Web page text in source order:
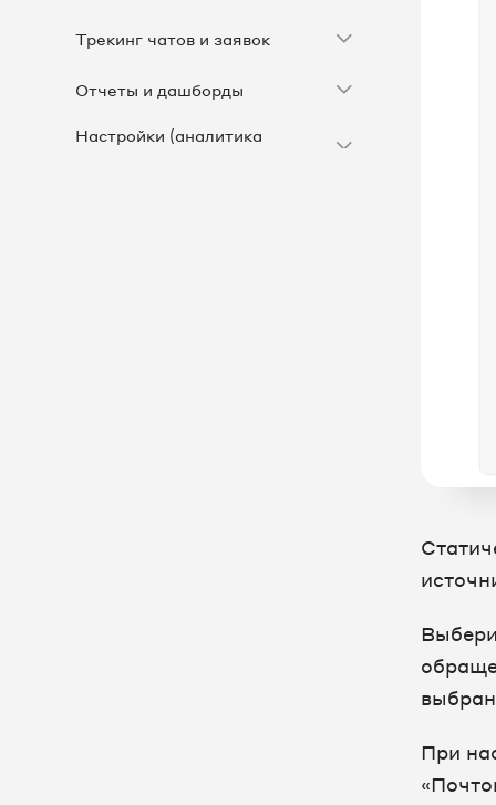
Трекинг чатов и заявок
Отчеты и дашборды
Настройки (аналитика
При